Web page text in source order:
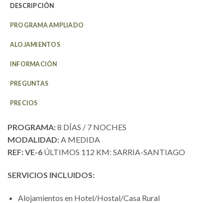
DESCRIPCIÓN
PROGRAMA AMPLIADO
ALOJAMIENTOS
INFORMACIÓN
PREGUNTAS
PRECIOS
PROGRAMA:8 DÍAS / 7 NOCHES
MODALIDAD:A MEDIDA
REF: VE-6 ÚLTIMOS 112 KM: SARRIA-SANTIAGO
SERVICIOS INCLUIDOS:
Alojamientos en Hotel/Hostal/Casa Rural